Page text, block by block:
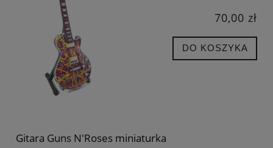
70,00 zł
DO KOSZYKA
Gitara Guns N'Roses miniaturka